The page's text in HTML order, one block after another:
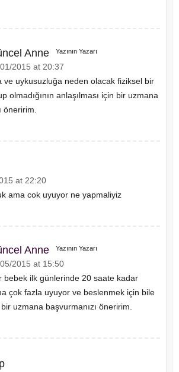
Anne Yazının Yazarı
2015 at 20:37
ve uykusuzluğa neden olacak fiziksel bir
olmadığının anlaşılması için bir uzmana
öneririm.
at 22:20
ama cok uyuyor ne yapmaliyiz
Anne Yazının Yazarı
2015 at 15:50
bebek ilk günlerinde 20 saate kadar
çok fazla uyuyor ve beslenmek için bile
uzmana başvurmanızı öneririm.